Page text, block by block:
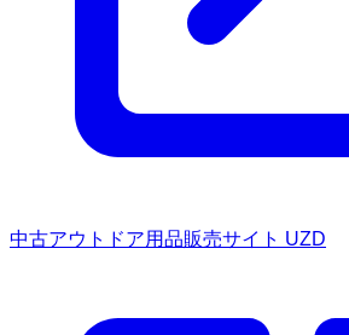
中古アウトドア用品販売サイト UZD